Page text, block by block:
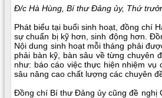
Đ/c Hà Hùng, Bí thư Đảng ủy, Thứ
Phát biểu tại buổi sinh hoạt, đồng chí
sự chuẩn bị kỹ hơn, sinh động hơn.
Nội dung sinh hoạt mỗi tháng phải
phải bàn kỹ, bàn sâu về từng chuyên
như: báo cáo việc thực hiện nhiệm
sâu nâng cao chất lượng các chuyên
Đồng chí Bí thư Đảng ủy cũng đề nghị